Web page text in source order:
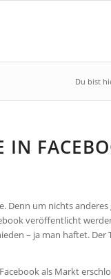
Du bist
IN
Denn um nichts anderes
veröffentlicht
– ja man haftet. Der
als Markt